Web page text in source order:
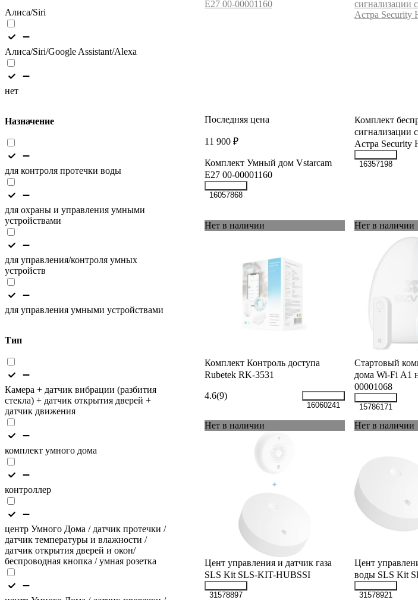
Алиса/Siri
Алиса/Siri/Google Assistant/Alexa
нет
Назначение
для контроля протечки воды
для охраны и управления умными
устройствами
для управления/контроля умных
устройств
для управления умными устройствами
Тип
Камера + датчик вибрации (разбития
стекла) + датчик открытия дверей +
датчик движения
комплект умного дома
контроллер
центр Умного Дома / датчик протечки /
датчик температуры и влажности /
датчик открытия дверей и окон/
беспроводная кнопка / умная розетка
Последняя цена
11 900 ₽
Комплект Умный дом Vstarcam
E27 00-00001160
16057868
Комплект
сигнализации
Астра Security
16357198
Нет в наличии
Комплект Контроль доступа
Rubetek RK-3531
4.6(9)
16060241
Нет в наличии
Стартовый
дома Wi-Fi А1
00001068
15786171
Нет в наличии
Цент управления и датчик газа
SLS Kit SLS-KIT-HUBSSI
31578897
Нет в наличии
Цент
воды SLS Kit
31578921